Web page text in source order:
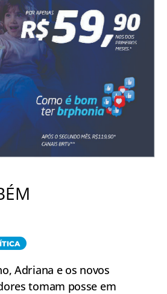
Adriana e os novos
tomam posse em